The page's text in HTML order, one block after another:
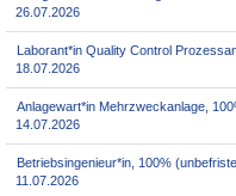
26.07.2026
Laborant*in Quality Control
18.07.2026
Anlagewart*in Mehrzweckanlage,
14.07.2026
Betriebsingenieur*in, 100%
11.07.2026